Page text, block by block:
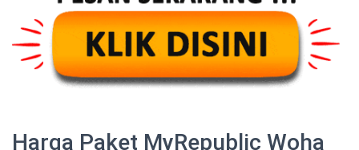
Harga Paket MyRepublic Woha